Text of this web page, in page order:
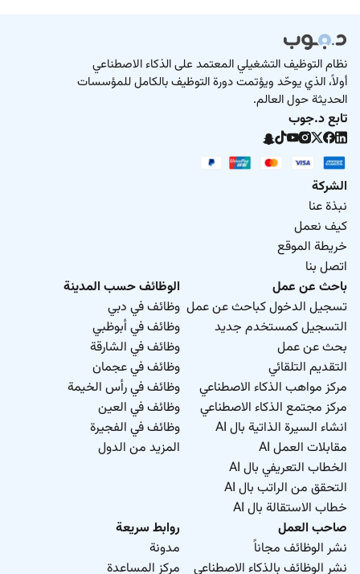
نظام التوظيف التشغيلي المعتمد على الذكاء الاصطناعي
أولاً، الذي يوحّد ويؤتمت دورة التوظيف بالكامل للمؤسسات
الحديثة حول العالم.
تابع د.جوب
الشركة
نبذة عنا
كيف نعمل
خريطة الموقع
اتصل بنا
باحث عن عمل
تسجيل الدخول كباحث عن عمل
التسجيل كمستخدم جديد
بحث عن عمل
التقديم التلقائي
مركز مواهب الذكاء الاصطناعي
مركز مجتمع الذكاء الاصطناعي
انشاء السيرة الذاتية بال AI
مقابلات العمل AI
الخطاب التعريفي بال AI
التحقق من الراتب بال AI
خطاب الاستقالة بال AI
الوظائف حسب المدينة
وظائف في دبي
وظائف في أبوظبي
وظائف في الشارقة
وظائف في عجمان
وظائف في رأس الخيمة
وظائف في العين
وظائف في الفجيرة
المزيد من الدول
صاحب العمل
نشر الوظائف مجاناً
نشر الوظائف بالذكاء الاصطناعي
روابط سريعة
مدونة
مركز المساعدة